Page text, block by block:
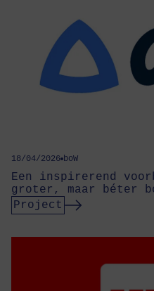
18/04/2026 boW
Een inspirerend
groter, maar béter
Project